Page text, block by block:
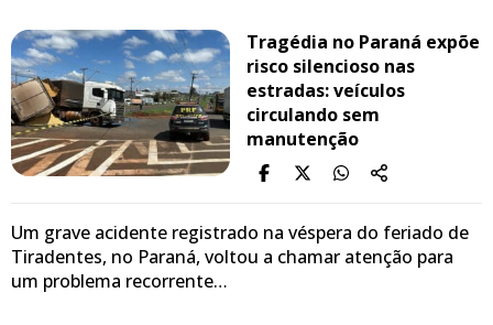
Tragédia no Paraná expõe
risco silencioso nas
estradas: veículos
circulando sem
manutenção
Um grave acidente registrado na véspera do feriado de
Tiradentes, no Paraná, voltou a chamar atenção para
um problema recorrente…